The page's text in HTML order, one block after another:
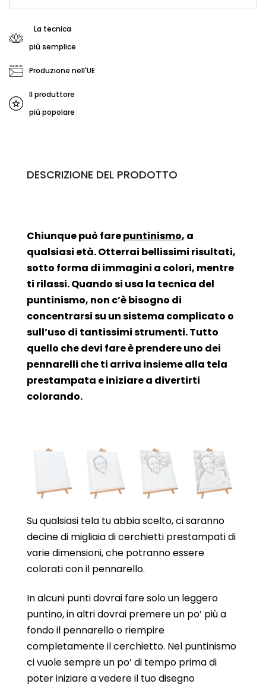
La tecnica
più semplice
Produzione nell'UE
Il produttore
più popolare
DESCRIZIONE DEL PRODOTTO
Chiunque può farepuntinismo, a
qualsiasi età. Otterrai bellissimi risultati,
sotto forma di immagini a colori, mentre
ti rilassi. Quando si usa la tecnica del
puntinismo, non c’è bisogno di
concentrarsi su un sistema complicato o
sull’uso di tantissimi strumenti. Tutto
quello che devi fare è prendere uno dei
pennarelli che ti arriva insieme alla tela
prestampata e iniziare a divertirti
colorando.
Su qualsiasi tela tu abbia scelto, ci saranno
decine di migliaia di cerchietti prestampati di
varie dimensioni, che potranno essere
colorati con il pennarello.
In alcuni punti dovrai fare solo un leggero
puntino, in altri dovrai premere un po’ più a
fondo il pennarello o riempire
completamente il cerchietto. Nel puntinismo
ci vuole sempre un po’ di tempo prima di
poter iniziare a vedere il tuo disegno